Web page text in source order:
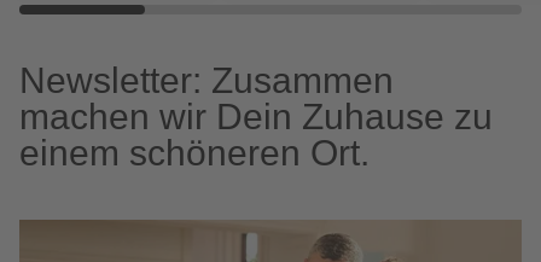
Newsletter: Zusammen
machen wir Dein Zuhause zu
einem schöneren Ort.